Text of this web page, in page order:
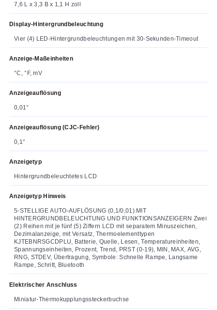
7,6 L x 3,3 B x 1,1 H zoll
Display-Hintergrundbeleuchtung
Vier (4) LED-Hintergrundbeleuchtungen mit 30-Sekunden-Timeout
Anzeige-Maßeinheiten
°C, °F, mV
Anzeigeauflösung
0,01°
Anzeigeauflösung (CJC-Fehler)
0,1°
Anzeigetyp
Hintergrundbeleuchtetes LCD
Anzeigetyp Hinweis
5-STELLIGE AUTO-AUFLÖSUNG (0,1/0,01) MIT
HINTERGRUNDBELEUCHTUNG UND FUNKTIONSANZEIGERN Zwei
(2) Reihen mit je fünf (5) Ziffern LCD mit separatem Minuszeichen,
Dezimalanzeige, mit Versatz, Thermoelementtypen
KJTEBNRSGCDPLU, Batterie, Quelle, Lesen, Temperatureinheiten,
Spannungseinheiten, Prozent, Trend, PRST (0-19), MIN, MAX, AVG,
RNG, STDEV, Übertragung, Symbole: Schnelle Rampe, Langsame
Rampe, Schritt, Bluetooth
Elektrischer Anschluss
Miniatur-Thermokupplungssteckerbuchse